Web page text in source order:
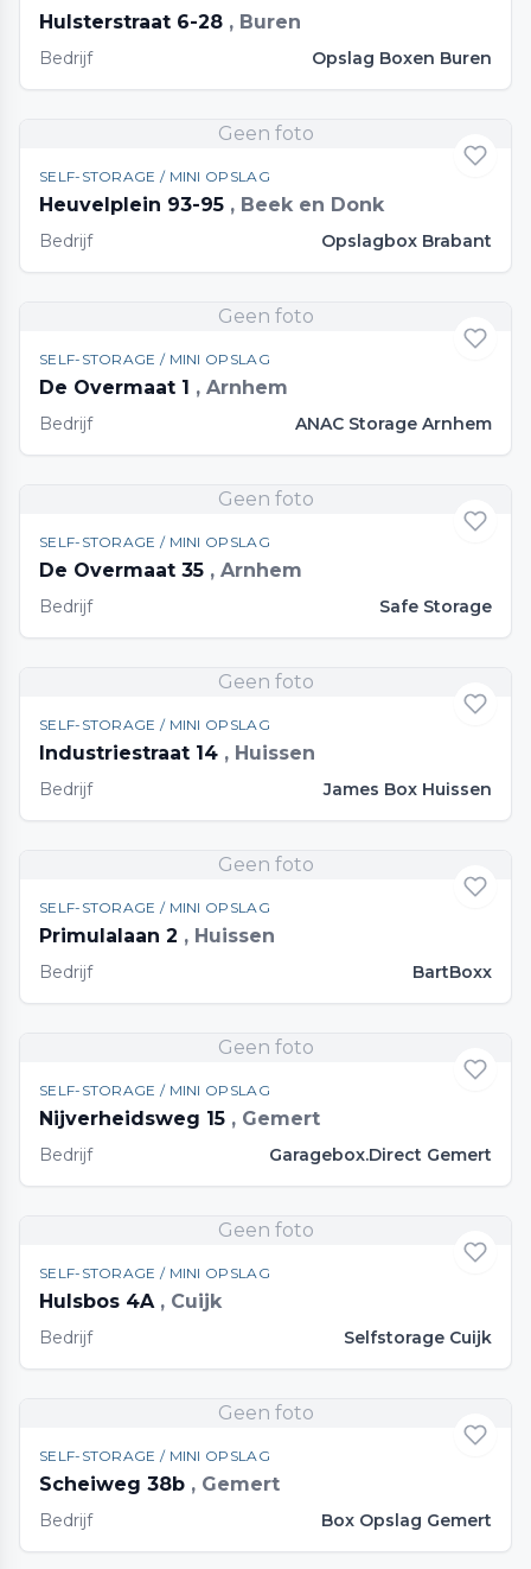
Hulsterstraat 6-28 , Buren
Bedrijf Opslag Boxen Buren
Geen foto
SELF-STORAGE / MINI OPSLAG
Heuvelplein 93-95 , Beek en Donk
Bedrijf Opslagbox Brabant
Geen foto
SELF-STORAGE / MINI OPSLAG
De Overmaat 1 , Arnhem
Bedrijf ANAC Storage Arnhem
Geen foto
SELF-STORAGE / MINI OPSLAG
De Overmaat 35 , Arnhem
Bedrijf Safe Storage
Geen foto
SELF-STORAGE / MINI OPSLAG
Industriestraat 14 , Huissen
Bedrijf James Box Huissen
Geen foto
SELF-STORAGE / MINI OPSLAG
Primulalaan 2 , Huissen
Bedrijf BartBoxx
Geen foto
SELF-STORAGE / MINI OPSLAG
Nijverheidsweg 15 , Gemert
Bedrijf Garagebox.Direct Gemert
Geen foto
SELF-STORAGE / MINI OPSLAG
Hulsbos 4A , Cuijk
Bedrijf Selfstorage Cuijk
Geen foto
SELF-STORAGE / MINI OPSLAG
Scheiweg 38b , Gemert
Bedrijf Box Opslag Gemert